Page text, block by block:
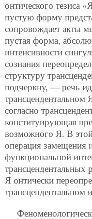
онтического тезиса
пустую форму
сопровождает акты
пустая форма,
интенсивности
сознания
структуру
подчеркну, — речь
трансцендентальном
согласно
конституирующая
возможного Я. В
операция замещения
функциональной
трансцендентальных
Я онтически
трансцендентальном